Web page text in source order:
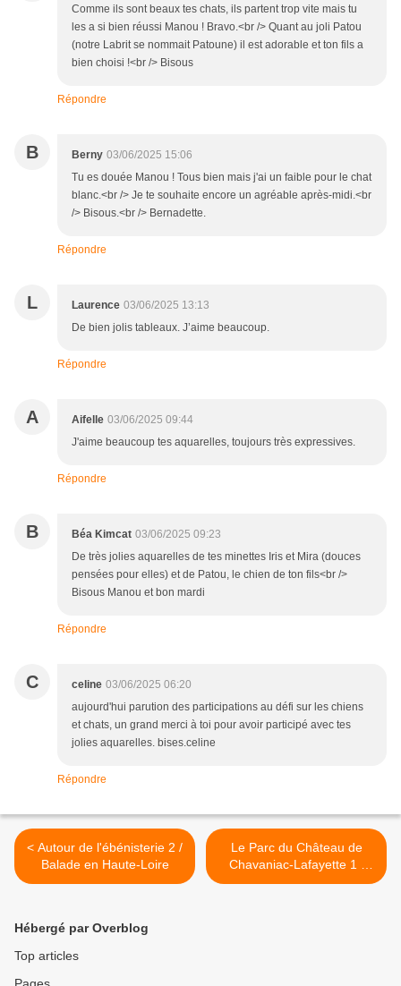
Comme ils sont beaux tes chats, ils partent trop vite mais tu
les a si bien réussi Manou ! Bravo.<br /> Quant au joli Patou
(notre Labrit se nommait Patoune) il est adorable et ton fils a
bien choisi !<br /> Bisous
Répondre
B Berny 03/06/2025 15:06
Tu es douée Manou ! Tous bien mais j'ai un faible pour le chat
blanc.<br /> Je te souhaite encore un agréable après-midi.<br
/> Bisous.<br /> Bernadette.
Répondre
L Laurence 03/06/2025 13:13
De bien jolis tableaux. J’aime beaucoup.
Répondre
A Aifelle 03/06/2025 09:44
J'aime beaucoup tes aquarelles, toujours très expressives.
Répondre
B Béa Kimcat 03/06/2025 09:23
De très jolies aquarelles de tes minettes Iris et Mira (douces
pensées pour elles) et de Patou, le chien de ton fils<br />
Bisous Manou et bon mardi
Répondre
C celine 03/06/2025 06:20
aujourd'hui parution des participations au défi sur les chiens
et chats, un grand merci à toi pour avoir participé avec tes
jolies aquarelles. bises.celine
Répondre
< Autour de l'ébénisterie 2 /
Balade en Haute-Loire
Le Parc du Château de
Chavaniac-Lafayette 1 /
Balade en Haute-Loire >
Hébergé par Overblog
Top articles